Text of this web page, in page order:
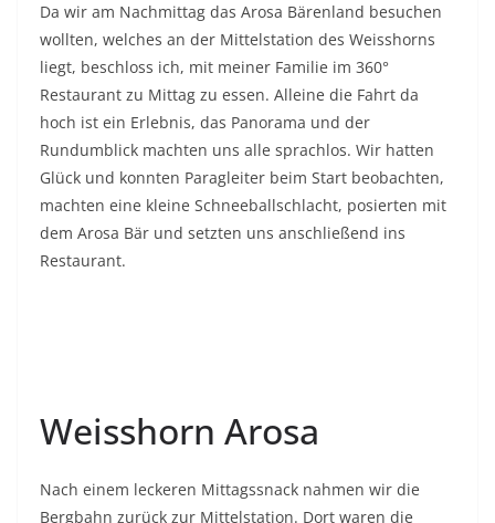
Da wir am Nachmittag das Arosa Bärenland besuchen
wollten, welches an der Mittelstation des Weisshorns
liegt, beschloss ich, mit meiner Familie im 360°
Restaurant zu Mittag zu essen. Alleine die Fahrt da
hoch ist ein Erlebnis, das Panorama und der
Rundumblick machten uns alle sprachlos. Wir hatten
Glück und konnten Paragleiter beim Start beobachten,
machten eine kleine Schneeballschlacht, posierten mit
dem Arosa Bär und setzten uns anschließend ins
Restaurant.
Weisshorn Arosa
Nach einem leckeren Mittagssnack nahmen wir die
Bergbahn zurück zur Mittelstation. Dort waren die